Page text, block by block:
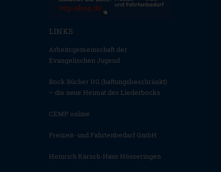
LINKS
Arbeitsgemeinschaft der
Evangelischen Jugend
Bock Bücher UG (haftungsbeschränkt)
– die neue Heimat des Liederbocks
CEMP online
Freizeit- und Fahrtenbedarf GmbH
Heinrich Karsch-Haus Hösseringen